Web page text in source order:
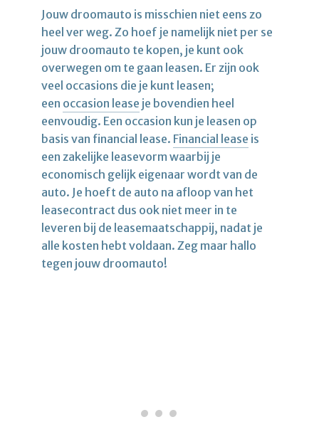
Jouw droomauto is misschien niet eens zo
heel ver weg. Zo hoef je namelijk niet per se
jouw droomauto te kopen, je kunt ook
overwegen om te gaan leasen. Er zijn ook
veel occasions die je kunt leasen;
een occasion lease je bovendien heel
eenvoudig. Een occasion kun je leasen op
basis van financial lease. Financial lease is
een zakelijke leasevorm waarbij je
economisch gelijk eigenaar wordt van de
auto. Je hoeft de auto na afloop van het
leasecontract dus ook niet meer in te
leveren bij de leasemaatschappij, nadat je
alle kosten hebt voldaan. Zeg maar hallo
tegen jouw droomauto!